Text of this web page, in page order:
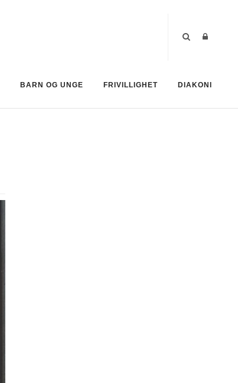
BARN OG UNGE FRIVILLIGHET DIAKONI